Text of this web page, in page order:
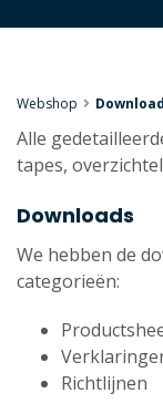
Webshop
Alle
tapes,
Downloads
We hebben de
categorieën:
Richtlijnen